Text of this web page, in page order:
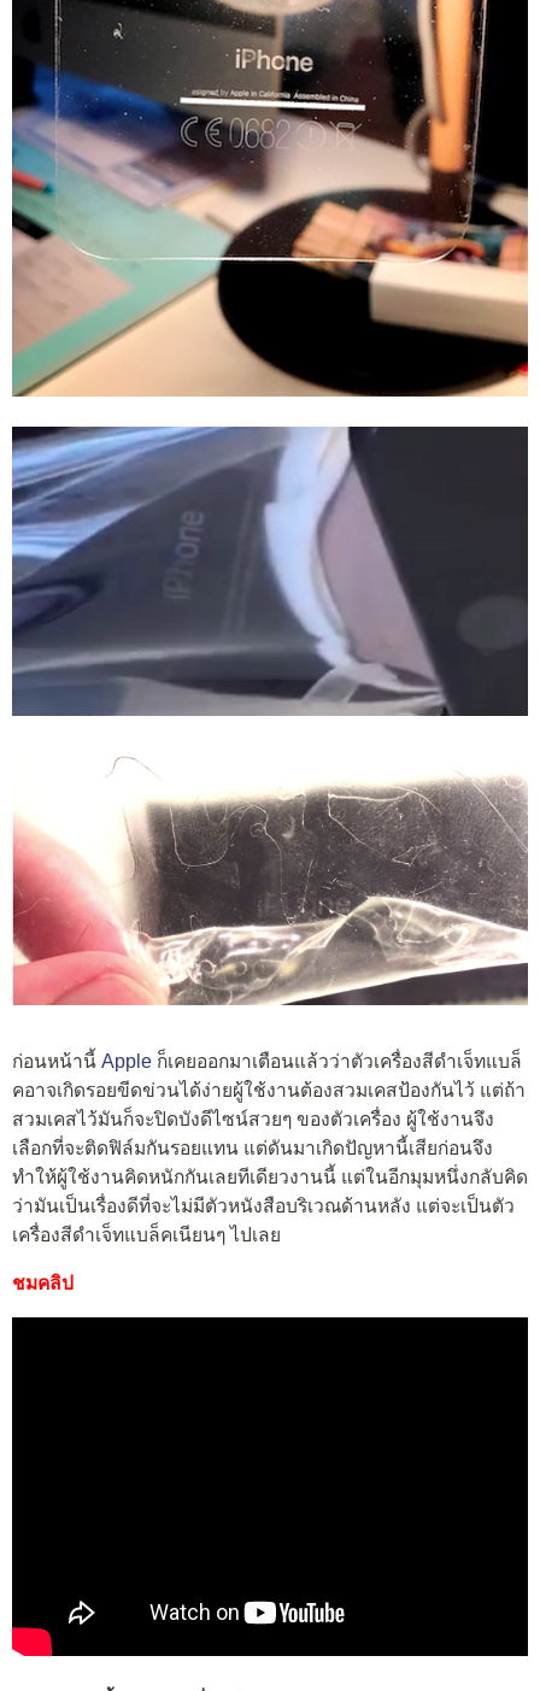
ก่อนหน้านี้ Apple ก็เคยออกมาเตือนแล้วว่าตัวเครื่องสีดำเจ็ทแบล็
คอาจเกิดรอยขีดข่วนได้ง่ายผู้ใช้งานต้องสวมเคสป้องกันไว้ แต่ถ้า
สวมเคสไว้มันก็จะปิดบังดีไซน์สวยๆ ของตัวเครื่อง ผู้ใช้งานจึง
เลือกที่จะติดฟิล์มกันรอยแทน แต่ดันมาเกิดปัญหานี้เสียก่อนจึง
ทำให้ผู้ใช้งานคิดหนักกันเลยทีเดียวงานนี้ แต่ในอีกมุมหนึ่งกลับคิด
ว่ามันเป็นเรื่องดีที่จะไม่มีตัวหนังสือบริเวณด้านหลัง แต่จะเป็นตัว
เครื่องสีดำเจ็ทแบล็คเนียนๆ ไปเลย
ชมคลิป